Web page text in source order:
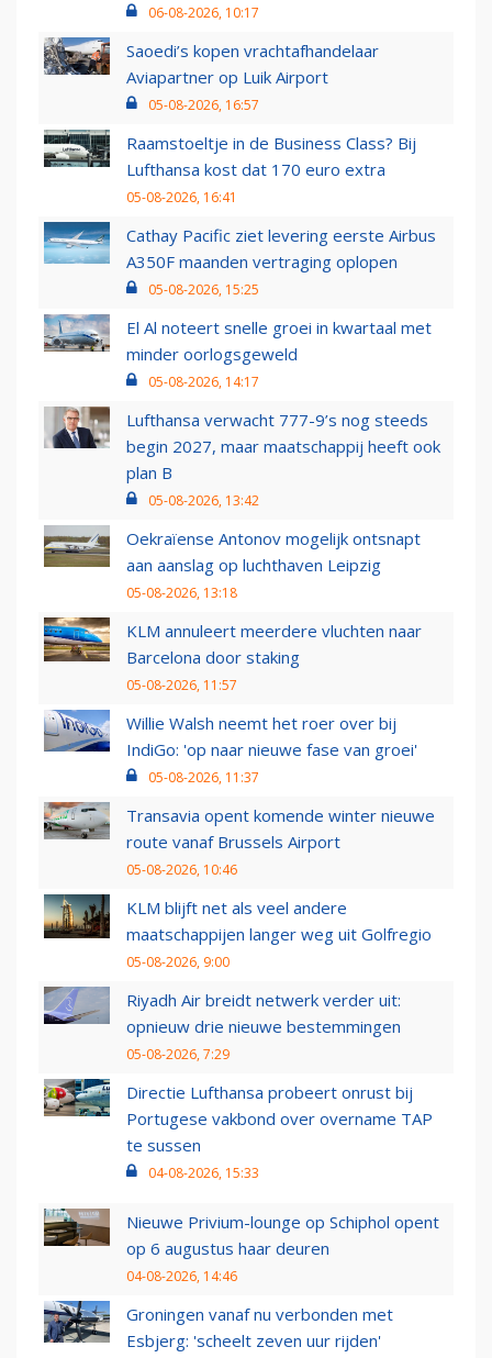
06-08-2026, 10:17
Saoedi’s kopen vrachtafhandelaar
Aviapartner op Luik Airport
05-08-2026, 16:57
Raamstoeltje in de Business Class? Bij
Lufthansa kost dat 170 euro extra
05-08-2026, 16:41
Cathay Pacific ziet levering eerste Airbus
A350F maanden vertraging oplopen
05-08-2026, 15:25
El Al noteert snelle groei in kwartaal met
minder oorlogsgeweld
05-08-2026, 14:17
Lufthansa verwacht 777-9’s nog steeds
begin 2027, maar maatschappij heeft ook
plan B
05-08-2026, 13:42
Oekraïense Antonov mogelijk ontsnapt
aan aanslag op luchthaven Leipzig
05-08-2026, 13:18
KLM annuleert meerdere vluchten naar
Barcelona door staking
05-08-2026, 11:57
Willie Walsh neemt het roer over bij
IndiGo: 'op naar nieuwe fase van groei'
05-08-2026, 11:37
Transavia opent komende winter nieuwe
route vanaf Brussels Airport
05-08-2026, 10:46
KLM blijft net als veel andere
maatschappijen langer weg uit Golfregio
05-08-2026, 9:00
Riyadh Air breidt netwerk verder uit:
opnieuw drie nieuwe bestemmingen
05-08-2026, 7:29
Directie Lufthansa probeert onrust bij
Portugese vakbond over overname TAP
te sussen
04-08-2026, 15:33
Nieuwe Privium-lounge op Schiphol opent
op 6 augustus haar deuren
04-08-2026, 14:46
Groningen vanaf nu verbonden met
Esbjerg: 'scheelt zeven uur rijden'